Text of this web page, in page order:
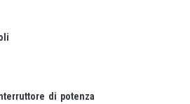
di potenza